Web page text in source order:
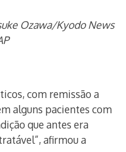
Ozawa/Kyodo News
com remissão a
alguns pacientes com
que antes era
afirmou a